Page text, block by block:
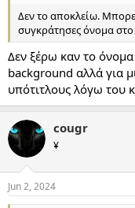
e
r
Δεν το αποκλείω.
συγκράτησες όνομα
Δεν ξέρω καν το όνομα
background αλλά για
υπότιτλους λόγω του
cougr
¥
Jun 2, 2024